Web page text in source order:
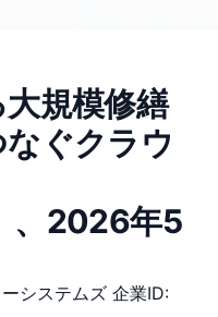
規模修繕
ぐクラウ
、2026年5
システムズ 企業ID: